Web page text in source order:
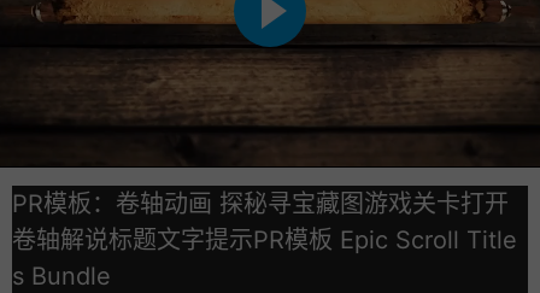
PR模板：卷轴动画 探秘寻宝藏图游戏关卡打开
卷轴解说标题文字提示PR模板 Epic Scroll Title
s Bundle